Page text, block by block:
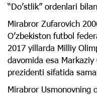
“Doʼstlik” ordenlari
Mirabror Zufarovich
Oʼzbekiston futbol
2017 yillarda Milliy
davomida esa
prezidenti sifatida
Mirabror Usmonovning